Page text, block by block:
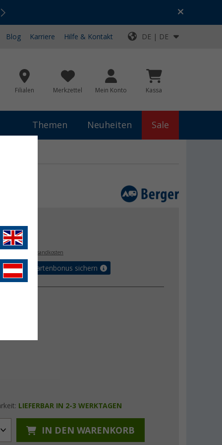
Top-Deals für dein Abenteuer!
Blog Karriere Hilfe & Kontakt DE | DE
Filialen Merkzettel Mein Konto Kassa
Themen Neuheiten Sale
€
zzgl. Versandkosten
Vorteilskartenbonus sichern
LIEFERBAR IN 2-3 WERKTAGEN
IN DEN WARENKORB